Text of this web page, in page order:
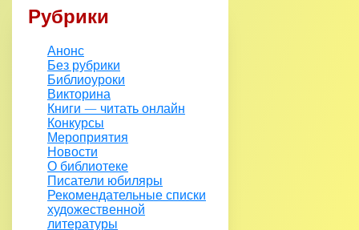
Рубрики
Анонс
Без рубрики
Библиоуроки
Викторина
Книги — читать онлайн
Конкурсы
Мероприятия
Новости
О библиотеке
Писатели юбиляры
Рекомендательные списки
художественной
литературы